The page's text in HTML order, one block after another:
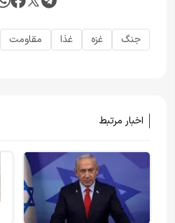
جنگ غزه غذا مقاومت
اخبار مرتبط